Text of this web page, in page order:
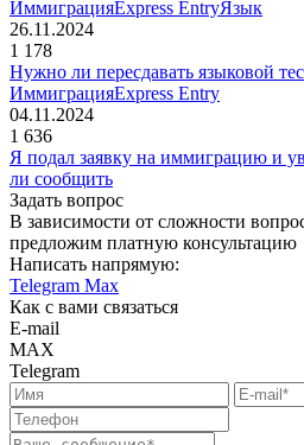
ИммиграцияExpress EntryЯзык
26.11.2024
1 178
Нужно ли пересдавать языковой
ИммиграцияExpress Entry
04.11.2024
1 636
Я подал заявку на иммиграцию и
ли сообщить
Задать вопрос
В зависимости от сложности
предложим платную консультацию
Написать напрямую:
Telegram Max
Как с вами связаться
E-mail
MAX
Telegram